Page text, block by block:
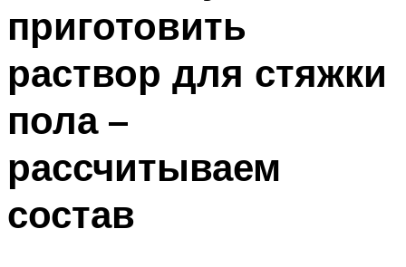
Меню
приготовить
раствор для стяжки
пола –
рассчитываем
состав